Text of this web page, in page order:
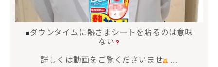
ダウンタイムに熱さまシートを貼るのは意味
ない
詳しくは動画をご覧くださいませ
...